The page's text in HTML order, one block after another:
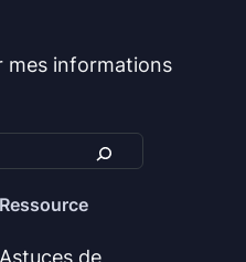
mes informations
Ressource